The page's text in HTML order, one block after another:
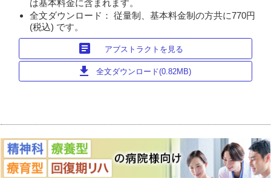
は基本料金に含まれます。
全文ダウンロード： 従量制、基本料金制の方共に770円
(税込) です。
article アブストラクトを見る
download 全文ダウンロード(0.82MB)